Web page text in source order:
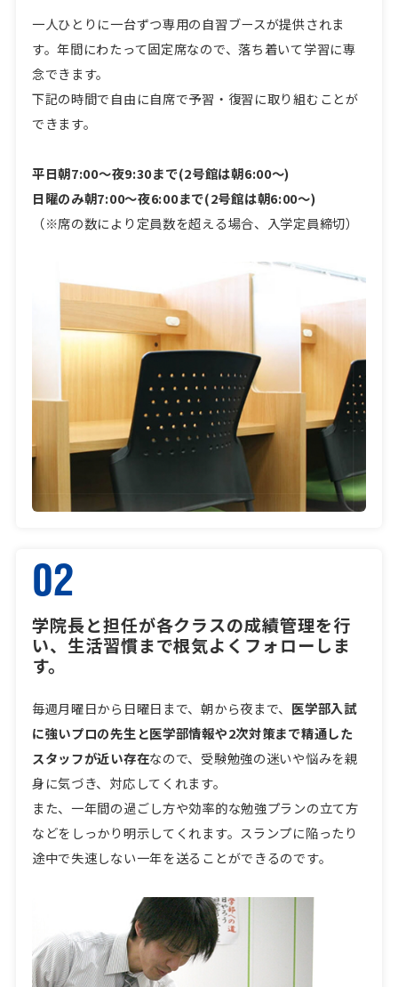
一人ひとりに一台ずつ専用の自習ブースが提供されま
す。年間にわたって固定席なので、落ち着いて学習に専
念できます。
下記の時間で自由に自席で予習・復習に取り組むことが
できます。
平日朝7:00〜夜9:30まで(2号館は朝6:00〜)
日曜のみ朝7:00〜夜6:00まで(2号館は朝6:00〜)
（※席の数により定員数を超える場合、入学定員締切）
02
学院長と担任が各クラスの成績管理を行
い、生活習慣まで根気よくフォローしま
す。
毎週月曜日から日曜日まで、朝から夜まで、 医学部入試
に強いプロの先生と医学部情報や2次対策まで精通した
スタッフが近い存在なので、受験勉強の迷いや悩みを親
身に気づき、対応してくれます。
また、一年間の過ごし方や効率的な勉強プランの立て方
などをしっかり明示してくれます。スランプに陥ったり
途中で失速しない一年を送ることができるのです。